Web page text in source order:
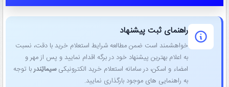
راهنمای ثبت پیشنهاد
خواهشمند است ضمن مطالعه شرایط استعلام خرید با دقت، نسبت
به اعلام بهترین پیشنهاد خود در برگه اقدام نمایید و پس از مهر و
امضاء و اسکن، در سامانه استعلام خرید الکترونیکیسیماتِندربا توجه
به راهنمایی ‌های موجود بارگذاری نمایید.